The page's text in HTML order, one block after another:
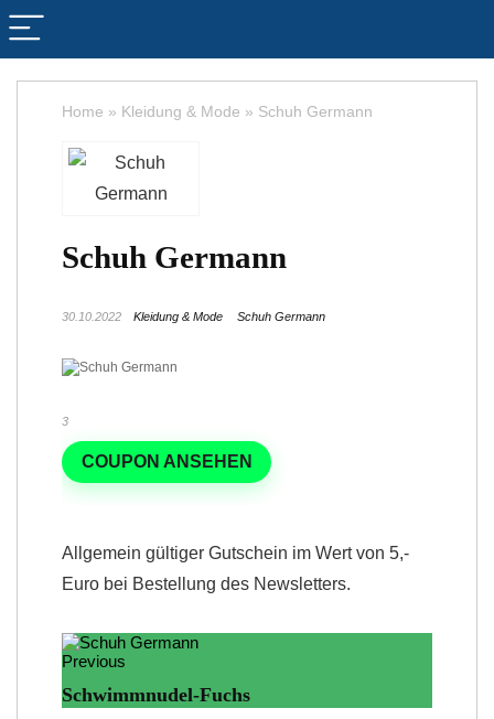
Home » Kleidung & Mode » Schuh Germann
Schuh Germann
30.10.2022 Kleidung & Mode Schuh Germann
3
COUPON ANSEHEN
Allgemein gültiger Gutschein im Wert von 5,-
Euro bei Bestellung des Newsletters.
Previous
Schwimmnudel-Fuchs